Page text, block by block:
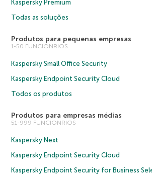
Kaspersky Premium
Todas as soluções
Produtos para pequenas empresas
1-50 FUNCIONRIOS
Kaspersky Small Office Security
Kaspersky Endpoint Security Cloud
Todos os produtos
Produtos para empresas médias
51-999 FUNCIONRIOS
Kaspersky Next
Kaspersky Endpoint Security Cloud
Kaspersky Endpoint Security for Business